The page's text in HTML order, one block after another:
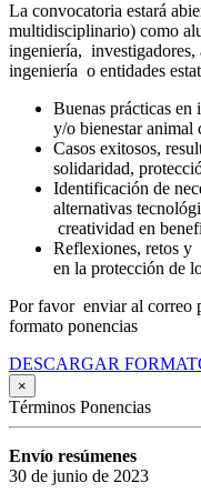
La convocatoria estará
multidisciplinario) como
ingeniería, investigadores,
ingeniería o entidades
Buenas prácticas
y/o bienestar animal
Casos exitosos,
solidaridad,
Identificación de
alternativas
creatividad en
Reflexiones, retos y
en la protección de
Por favor enviar al correo
formato ponencias
DESCARGAR
×
Términos Ponencias
Envío resúmenes
30 de junio de 2023